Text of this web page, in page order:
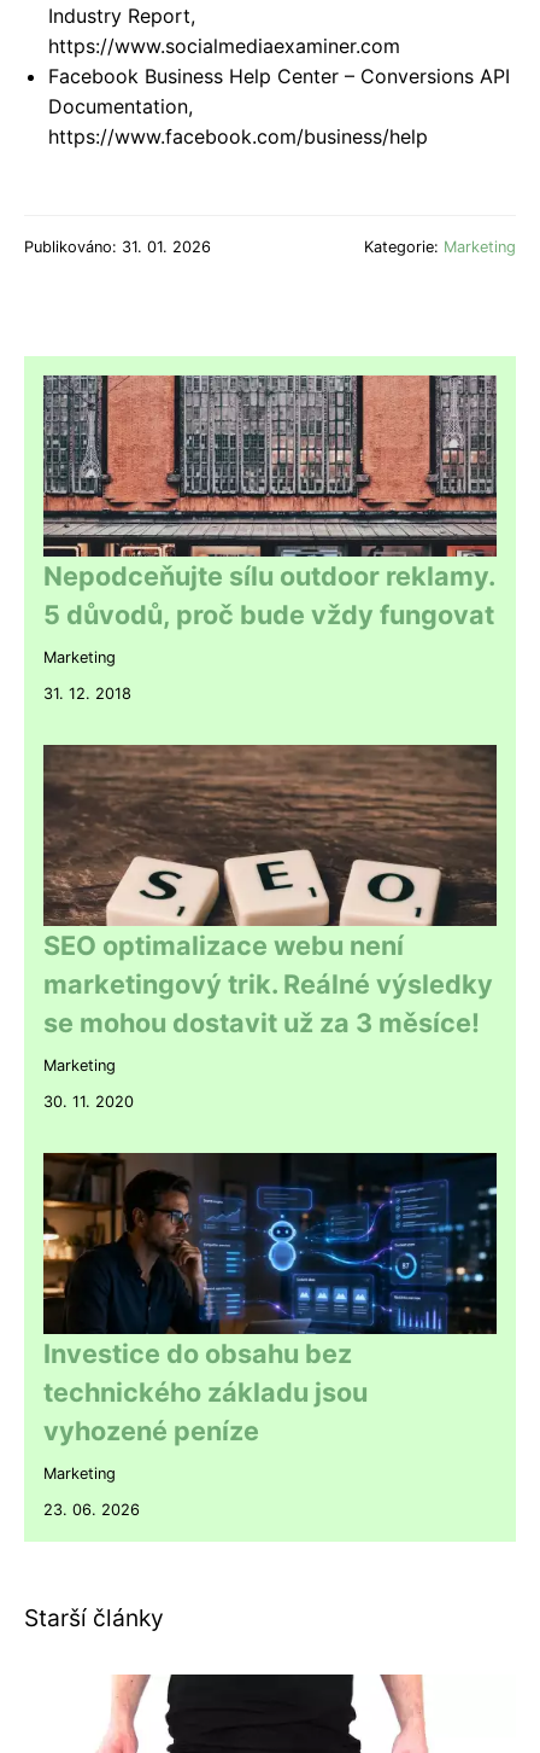
Industry Report,
https://www.socialmediaexaminer.com
Facebook Business Help Center – Conversions API
Documentation,
https://www.facebook.com/business/help
Publikováno: 31. 01. 2026 Kategorie: Marketing
Nepodceňujte sílu outdoor reklamy.
5 důvodů, proč bude vždy fungovat
Marketing
31. 12. 2018
SEO optimalizace webu není
marketingový trik. Reálné výsledky
se mohou dostavit už za 3 měsíce!
Marketing
30. 11. 2020
Investice do obsahu bez
technického základu jsou
vyhozené peníze
Marketing
23. 06. 2026
Starší články